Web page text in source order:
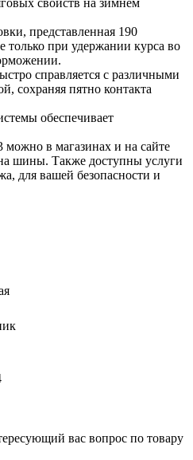
представленная 190
при удержании курса во
справляется с различными
сохраняя пятно контакта
обеспечивает
в магазинах и на сайте
шины. Также доступны услуги
для вашей безопасности и
вас вопрос по товару